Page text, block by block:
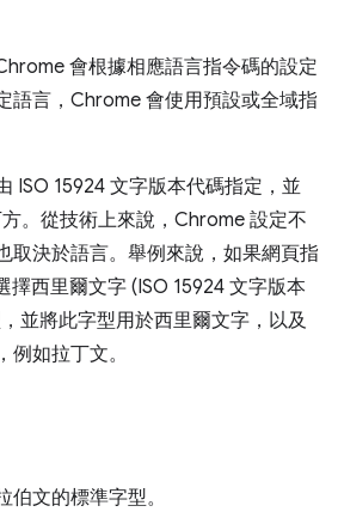
會根據相應語言指令碼的設定
語言，Chrome 會使用預設或全域指
ISO 15924 文字版本代碼指定，並
。從技術上來說，Chrome 設定不
取決於語言。舉例來說，如果網頁指
擇西里爾文字 (ISO 15924 文字版本
並將此字型用於西里爾文字，以及
如拉丁文。
文的標準字型。